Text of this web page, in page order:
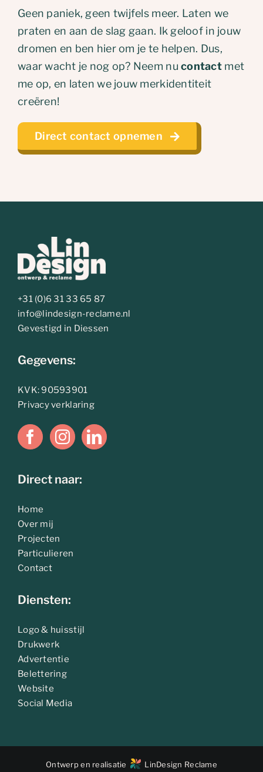
Geen paniek, geen twijfels meer. Laten we
praten en aan de slag gaan. Ik geloof in jouw
dromen en ben hier om je te helpen. Dus,
waar wacht je nog op? Neem nucontactmet
me op, en laten we jouw merkidentiteit
creëren!
Direct contact opnemen
+31 (0)6 31 33 65 87
info@lindesign-reclame.nl
Gevestigd in Diessen
Gegevens:
KVK: 90593901
Privacy verklaring
Direct naar:
Home
Over mij
Projecten
Particulieren
Contact
Diensten:
Logo & huisstijl
Drukwerk
Advertentie
Belettering
Website
Social Media
Ontwerp en realisatie LinDesign Reclame